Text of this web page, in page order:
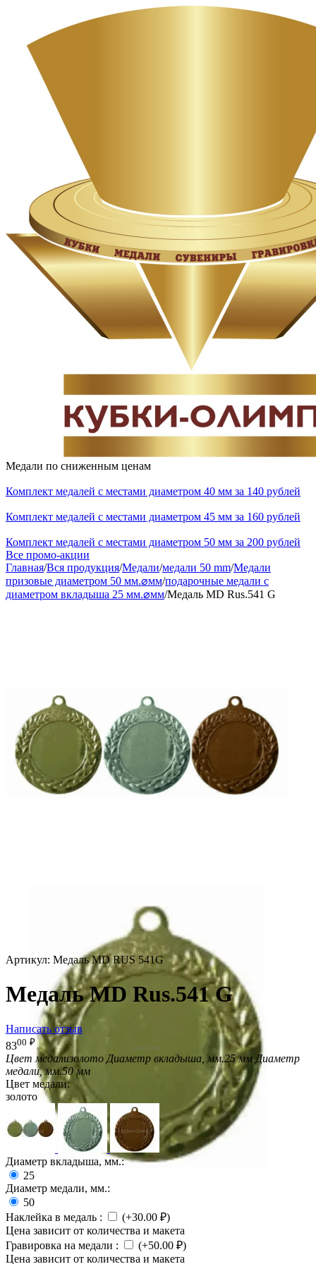
Медали по сниженным ценам
Комплект медалей с местами диаметром 40 мм за 140 рублей
Комплект медалей с местами диаметром 45 мм за 160 рублей
Комплект медалей с местами диаметром 50 мм за 200 рублей
Все промо-акции
Главная/Вся продукция/Медали/медали 50 mm/Медали
призовые диаметром 50 мм.⌀мм/подарочные медали с
диаметром вкладыша 25 мм.⌀мм/Медаль MD Rus.541 G
Артикул: Медаль MD RUS 541G
Медаль MD Rus.541 G
Написать отзыв
8300 ₽
Цвет медализолото Диаметр вкладыша, мм.25 мм Диаметр
медали, мм.50 мм
Цвет медали:
золото
Диаметр вкладыша, мм.:
25
Диаметр медали, мм.:
50
Наклейка в медаль : (+30.00 ₽)
Цена зависит от количества и макета
Гравировка на медали : (+50.00 ₽)
Цена зависит от количества и макета